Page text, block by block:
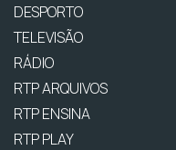
DESPORTO
TELEVISÃO
RÁDIO
RTP ARQUIVOS
RTP ENSINA
RTP PLAY